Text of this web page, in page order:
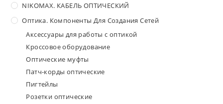
NIKOMAX. КАБЕЛЬ ОПТИЧЕСКИЙ
Оптика. Компоненты Для Создания Сетей
Аксессуары для работы с оптикой
Кроссовое оборудование
Оптические муфты
Патч-корды оптические
Пигтейлы
Розетки оптические